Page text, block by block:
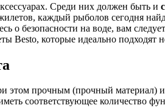
Среди них должен быть и
каждый рыболов сегодня
о безопасности на воде, вам
Besto, которые идеально
этом прочным (прочный материал)
соответствующее количество